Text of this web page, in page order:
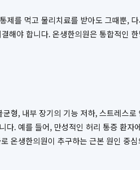
를 먹고 물리치료를 받아도 그때뿐,
야 합니다. 온생한의원은 통합적인
형, 내부 장기의 기능 저하, 스트레스
. 예를 들어, 만성적인 허리 통증 환
온생한의원이 추구하는 근본 원인 중심